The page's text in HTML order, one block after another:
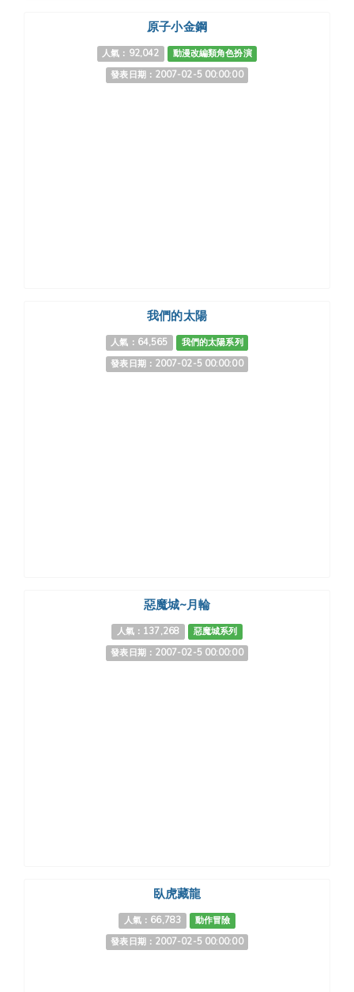
原子小金鋼
人氣：92,042
動漫改編類角色扮演
發表日期：2007-02-5 00:00:00
我們的太陽
人氣：64,565
我們的太陽系列
發表日期：2007-02-5 00:00:00
惡魔城~月輪
人氣：137,268
惡魔城系列
發表日期：2007-02-5 00:00:00
臥虎藏龍
人氣：66,783
動作冒險
發表日期：2007-02-5 00:00:00